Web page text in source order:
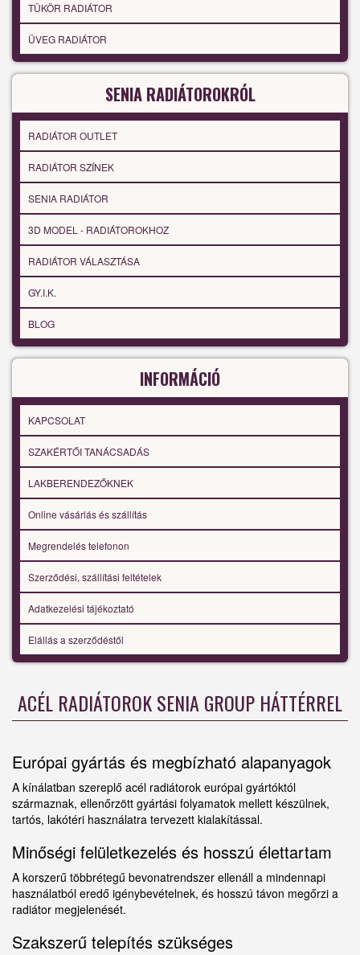
TÜKÖR RADIÁTOR
ÜVEG RADIÁTOR
SENIA RADIÁTOROKRÓL
RADIÁTOR OUTLET
RADIÁTOR SZÍNEK
SENIA RADIÁTOR
3D MODEL - RADIÁTOROKHOZ
RADIÁTOR VÁLASZTÁSA
GY.I.K.
BLOG
INFORMÁCIÓ
KAPCSOLAT
SZAKÉRTŐI TANÁCSADÁS
LAKBERENDEZŐKNEK
Online vásárlás és szállítás
Megrendelés telefonon
Szerződési, szállítási feltételek
Adatkezelési tájékoztató
Elállás a szerződéstől
ACÉL RADIÁTOROK SENIA GROUP HÁTTÉRREL
Európai gyártás és megbízható alapanyagok
A kínálatban szereplő acél radiátorok európai gyártóktól
származnak, ellenőrzött gyártási folyamatok mellett készülnek,
tartós, lakótéri használatra tervezett kialakítással.
Minőségi felületkezelés és hosszú élettartam
A korszerű többrétegű bevonatrendszer ellenáll a mindennapi
használatból eredő igénybevételnek, és hosszú távon megőrzi a
radiátor megjelenését.
Szakszerű telepítés szükséges